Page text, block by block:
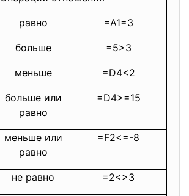
равно =A1=3
больше =5>3
меньше =D4<2
больше или
равно
=D4>=15
меньше или
равно
=F2<=-8
не равно =2<>3